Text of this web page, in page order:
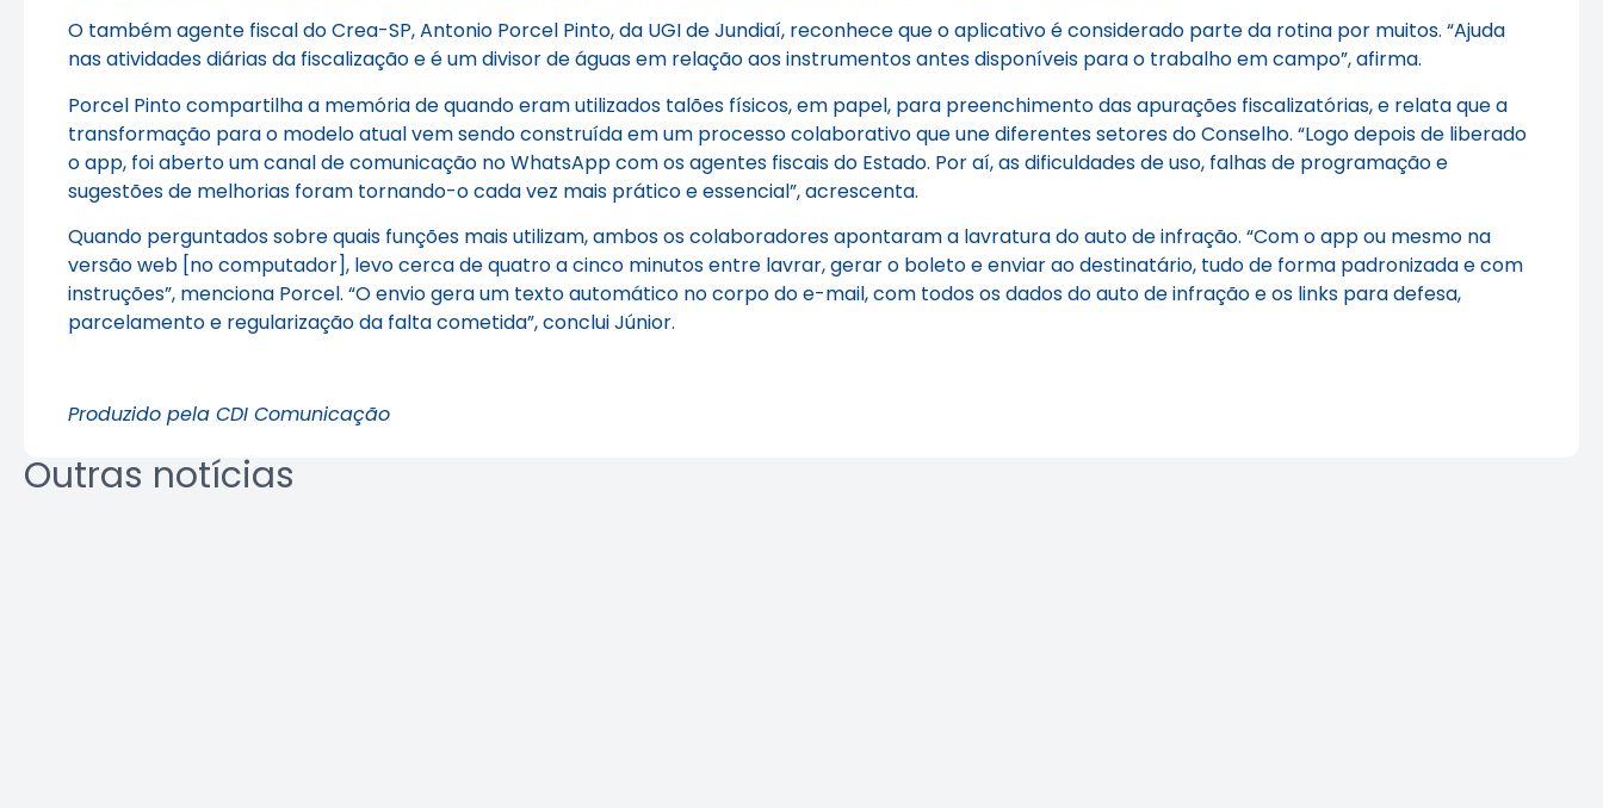
O também agente fiscal do Crea-SP, Antonio Porcel Pinto, da UGI de Jundiaí, reconhece que o aplicativo é considerado parte da rotina por muitos. “Ajuda
nas atividades diárias da fiscalização e é um divisor de águas em relação aos instrumentos antes disponíveis para o trabalho em campo”, afirma.
Porcel Pinto compartilha a memória de quando eram utilizados talões físicos, em papel, para preenchimento das apurações fiscalizatórias, e relata que a
transformação para o modelo atual vem sendo construída em um processo colaborativo que une diferentes setores do Conselho. “Logo depois de liberado
o app, foi aberto um canal de comunicação no WhatsApp com os agentes fiscais do Estado. Por aí, as dificuldades de uso, falhas de programação e
sugestões de melhorias foram tornando-o cada vez mais prático e essencial”, acrescenta.
Quando perguntados sobre quais funções mais utilizam, ambos os colaboradores apontaram a lavratura do auto de infração. “Com o app ou mesmo na
versão web [no computador], levo cerca de quatro a cinco minutos entre lavrar, gerar o boleto e enviar ao destinatário, tudo de forma padronizada e com
instruções”, menciona Porcel. “O envio gera um texto automático no corpo do e-mail, com todos os dados do auto de infração e os links para defesa,
parcelamento e regularização da falta cometida”, conclui Júnior.
Produzido pela CDI Comunicação
Outras notícias